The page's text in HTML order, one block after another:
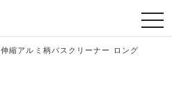
伸縮アルミ柄バスクリーナー ロング